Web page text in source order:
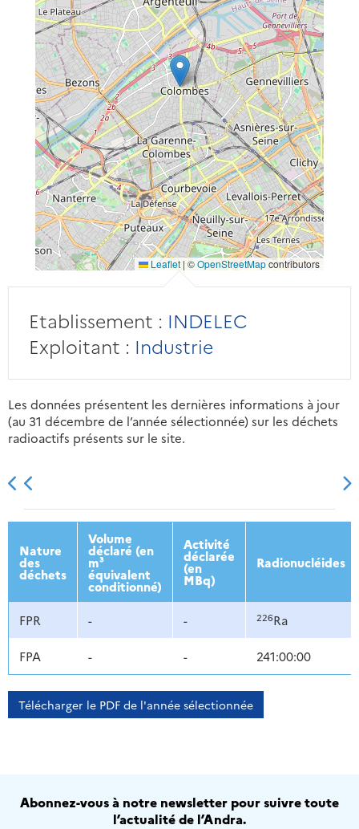
Leaflet | ©OpenStreetMapcontributors
Etablissement : INDELEC
Exploitant : Industrie
Les données présentent les dernières informations à jour
(au 31 décembre de l’année sélectionnée) sur les déchets
radioactifs présents sur le site.
2013 2014 2015 2016
Nature
des
déchets
Volume
déclaré (en
m³
équivalent
conditionné)
Activité
déclarée
(en
MBq)
Radionucléides
FPR - - 226Ra
FPA - - 241:00:00
Télécharger le PDF de l'année sélectionnée
Abonnez-vous à notre newsletter pour suivre toute
l’actualité de l’Andra.